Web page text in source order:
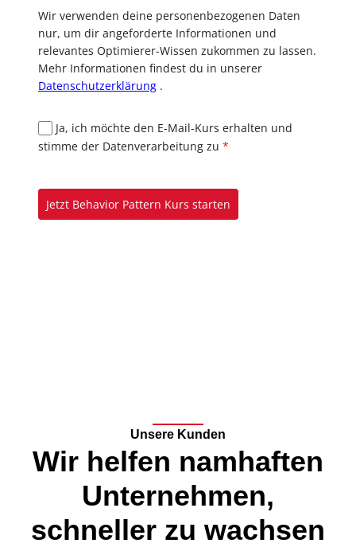
Unsere Kunden
Wir helfen namhaften
Unternehmen,
schneller zu wachsen